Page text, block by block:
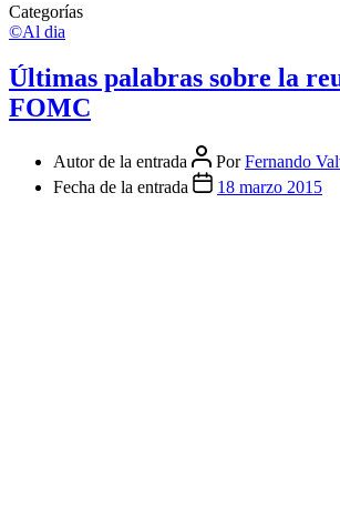
Categorías
©Al dia
Últimas palabras sobre la
FOMC
Autor de la entrada PorFernando
Fecha de la entrada
18 marzo 2015